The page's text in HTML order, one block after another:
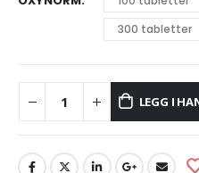
300 tabletter
LEGG I